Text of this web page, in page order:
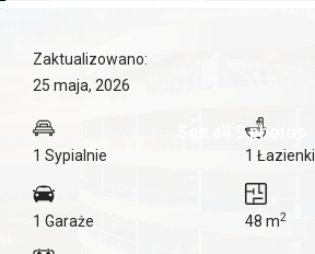
See all 9 photos
Zaktualizowano:
25 maja, 2026
1 Sypialnie 1 Łazienki
1 Garaże 48 m2